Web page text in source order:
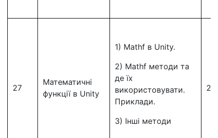
27
Математичні
функції в Unity
1) Mathf в Unity.
2) Mathf методи та
де їх
використовувати.
Приклади.
3) Інші методи
27